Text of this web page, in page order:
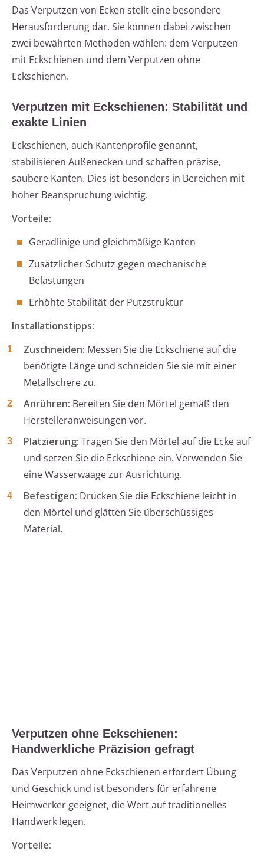
Das Verputzen von Ecken stellt eine besondere
Herausforderung dar. Sie können dabei zwischen
zwei bewährten Methoden wählen: dem Verputzen
mit Eckschienen und dem Verputzen ohne
Eckschienen.
Verputzen mit Eckschienen: Stabilität und
exakte Linien
Eckschienen, auch Kantenprofile genannt,
stabilisieren Außenecken und schaffen präzise,
saubere Kanten. Dies ist besonders in Bereichen mit
hoher Beanspruchung wichtig.
Vorteile:
Geradlinige und gleichmäßige Kanten
Zusätzlicher Schutz gegen mechanische
Belastungen
Erhöhte Stabilität der Putzstruktur
Installationstipps:
Zuschneiden: Messen Sie die Eckschiene auf die
benötigte Länge und schneiden Sie sie mit einer
Metallschere zu.
Anrühren: Bereiten Sie den Mörtel gemäß den
Herstelleranweisungen vor.
Platzierung: Tragen Sie den Mörtel auf die Ecke auf
und setzen Sie die Eckschiene ein. Verwenden Sie
eine Wasserwaage zur Ausrichtung.
Befestigen: Drücken Sie die Eckschiene leicht in
den Mörtel und glätten Sie überschüssiges
Material.
Verputzen ohne Eckschienen:
Handwerkliche Präzision gefragt
Das Verputzen ohne Eckschienen erfordert Übung
und Geschick und ist besonders für erfahrene
Heimwerker geeignet, die Wert auf traditionelles
Handwerk legen.
Vorteile: